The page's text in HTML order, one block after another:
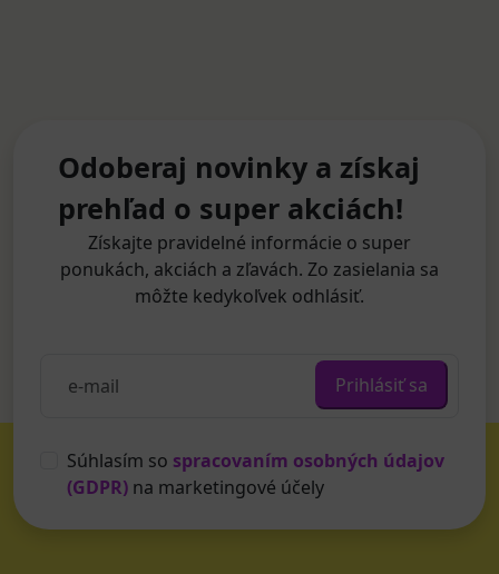
Odoberaj novinky a získaj
prehľad o super akciách!
Získajte pravidelné informácie o super
ponukách, akciách a zľavách. Zo zasielania sa
môžte kedykoľvek odhlásiť.
Prihlásiť sa
Súhlasím so spracovaním osobných údajov
(GDPR) na marketingové účely